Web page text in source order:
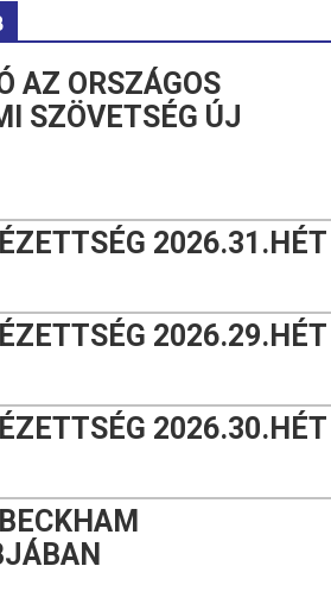
AZ ORSZÁGOS
SZÖVETSÉG ÚJ
2026.31.HÉT
2026.29.HÉT
2026.30.HÉT